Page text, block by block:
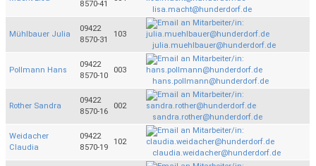
8570-41
lisa.macht@hunderdorf.de
Mühlbauer Julia
09422
8570-31
103
julia.muehlbauer@hunderdorf.de
Pollmann Hans
09422
8570-10
003
hans.pollmann@hunderdorf.de
Rother Sandra
09422
8570-16
002
sandra.rother@hunderdorf.de
Weidacher
Claudia
09422
8570-19
102
claudia.weidacher@hunderdorf.de